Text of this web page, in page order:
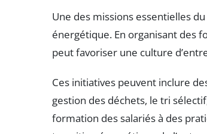
Une des missions essentielles
énergétique. En organisant des
peut favoriser une culture
Ces initiatives peuvent inclure
gestion des déchets, le tri
formation des salariés à des